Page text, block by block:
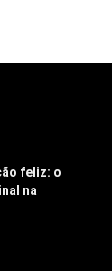
feliz: o
na